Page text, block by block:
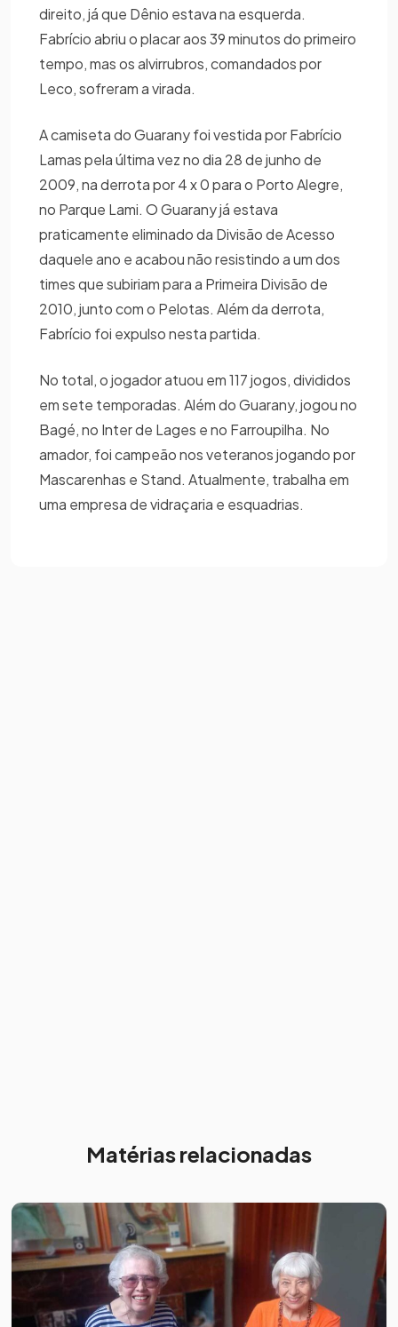
direito, já que Dênio estava na esquerda.
Fabrício abriu o placar aos 39 minutos do primeiro
tempo, mas os alvirrubros, comandados por
Leco, sofreram a virada.
A camiseta do Guarany foi vestida por Fabrício
Lamas pela última vez no dia 28 de junho de
2009, na derrota por 4 x 0 para o Porto Alegre,
no Parque Lami. O Guarany já estava
praticamente eliminado da Divisão de Acesso
daquele ano e acabou não resistindo a um dos
times que subiriam para a Primeira Divisão de
2010, junto com o Pelotas. Além da derrota,
Fabrício foi expulso nesta partida.
No total, o jogador atuou em 117 jogos, divididos
em sete temporadas. Além do Guarany, jogou no
Bagé, no Inter de Lages e no Farroupilha. No
amador, foi campeão nos veteranos jogando por
Mascarenhas e Stand. Atualmente, trabalha em
uma empresa de vidraçaria e esquadrias.
Matérias relacionadas